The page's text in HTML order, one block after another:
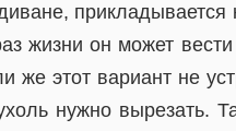
прикладывается
жизни он может
же этот вариант не
нужно вырезать.